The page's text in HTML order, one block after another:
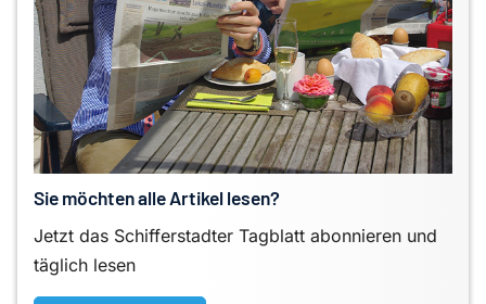
Sie möchten alle Artikel lesen?
Jetzt das Schifferstadter Tagblatt abonnieren und
täglich lesen